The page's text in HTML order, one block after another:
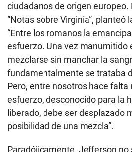
ciudadanos de origen europeo.
“Notas sobre Virginia”, planteó
“Entre los romanos la
esfuerzo. Una vez manumitido
mezclarse sin manchar la
fundamentalmente se trataba
Pero, entre nosotros hace falta
esfuerzo, desconocido para la
liberado, debe ser desplazado
posibilidad de una mezcla”.
Paradójicamente, Jefferson no